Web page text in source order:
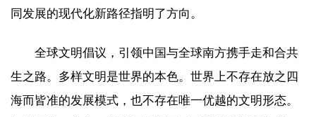
同发展的现代化新路径指明了方向。
全球文明倡议，引领中国与全球南方携手走和合共
生之路。多样文明是世界的本色。世界上不存在放之四
海而皆准的发展模式，也不存在唯一优越的文明形态。